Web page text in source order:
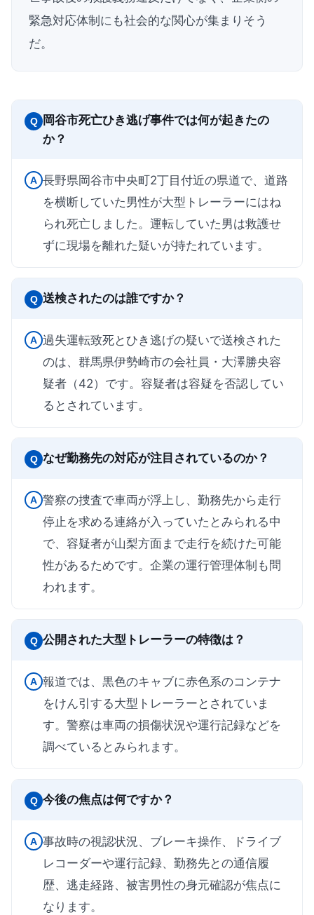
緊急対応体制にも社会的な関心が集まりそう
だ。
Q
岡谷市死亡ひき逃げ事件では何が起きたの
か？
A 長野県岡谷市中央町2丁目付近の県道で、道路
を横断していた男性が大型トレーラーにはね
られ死亡しました。運転していた男は救護せ
ずに現場を離れた疑いが持たれています。
Q 送検されたのは誰ですか？
A 過失運転致死とひき逃げの疑いで送検された
のは、群馬県伊勢崎市の会社員・大澤勝央容
疑者（42）です。容疑者は容疑を否認してい
るとされています。
Q なぜ勤務先の対応が注目されているのか？
A 警察の捜査で車両が浮上し、勤務先から走行
停止を求める連絡が入っていたとみられる中
で、容疑者が山梨方面まで走行を続けた可能
性があるためです。企業の運行管理体制も問
われます。
Q 公開された大型トレーラーの特徴は？
A 報道では、黒色のキャブに赤色系のコンテナ
をけん引する大型トレーラーとされていま
す。警察は車両の損傷状況や運行記録などを
調べているとみられます。
Q 今後の焦点は何ですか？
A 事故時の視認状況、ブレーキ操作、ドライブ
レコーダーや運行記録、勤務先との通信履
歴、逃走経路、被害男性の身元確認が焦点に
なります。